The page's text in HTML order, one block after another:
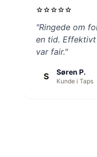
starstarstarstarstar
"Ringede om
en tid.
var fair."
S Søren P.
Kunde i Taps